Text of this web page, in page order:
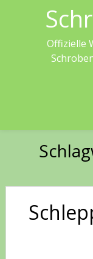
Offizielle